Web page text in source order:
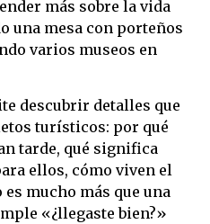
más sobre la vida
una mesa con porteños
varios museos en
descubrir detalles que
turísticos: por qué
tarde, qué significa
ellos, cómo viven el
mucho más que una
«¿llegaste bien?»